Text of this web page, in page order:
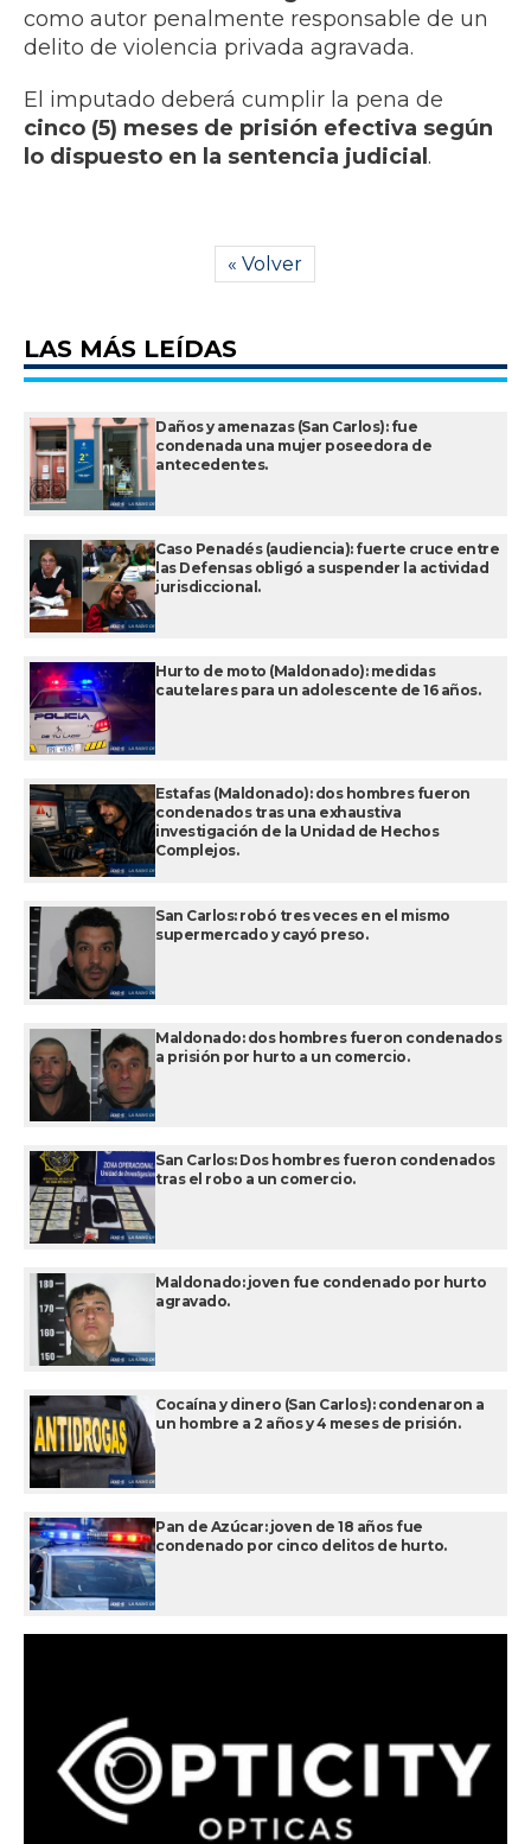
como autor penalmente responsable de un
delito de violencia privada agravada.
El imputado deberá cumplir la pena de
cinco (5) meses de prisión efectiva según
lo dispuesto en la sentencia judicial.
« Volver
LAS MÁS LEÍDAS
Daños y amenazas (San Carlos): fue
condenada una mujer poseedora de
antecedentes.
Caso Penadés (audiencia): fuerte cruce entre
las Defensas obligó a suspender la actividad
jurisdiccional.
Hurto de moto (Maldonado): medidas
cautelares para un adolescente de 16 años.
Estafas (Maldonado): dos hombres fueron
condenados tras una exhaustiva
investigación de la Unidad de Hechos
Complejos.
San Carlos: robó tres veces en el mismo
supermercado y cayó preso.
Maldonado: dos hombres fueron condenados
a prisión por hurto a un comercio.
San Carlos: Dos hombres fueron condenados
tras el robo a un comercio.
Maldonado: joven fue condenado por hurto
agravado.
Cocaína y dinero (San Carlos): condenaron a
un hombre a 2 años y 4 meses de prisión.
Pan de Azúcar: joven de 18 años fue
condenado por cinco delitos de hurto.